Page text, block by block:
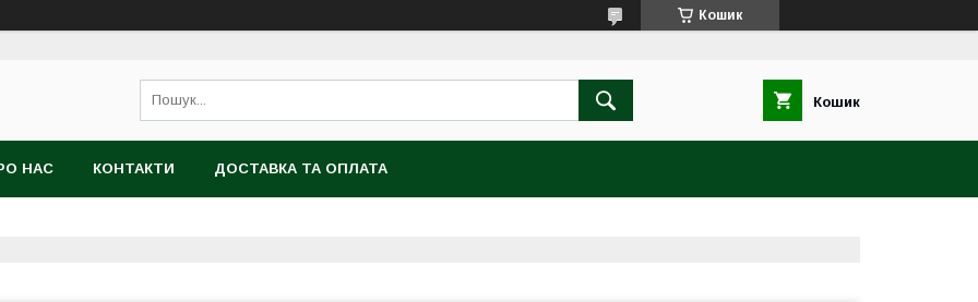
Кошик
Кошик
НАС КОНТАКТИ ДОСТАВКА ТА ОПЛАТА